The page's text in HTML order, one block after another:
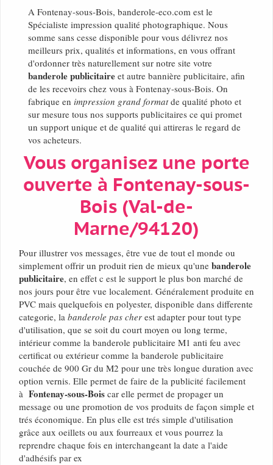
A Fontenay-sous-Bois, banderole-eco.com est le
Spécialiste impression qualité photographique. Nous
somme sans cesse disponible pour vous délivrez nos
meilleurs prix, qualités et informations, en vous offrant
d'ordonner très naturellement sur notre site votre
banderole publicitaire et autre bannière publicitaire, afin
de les recevoirs chez vous à Fontenay-sous-Bois. On
fabrique en impression grand formatde qualité photo et
sur mesure tous nos supports publicitaires ce qui promet
un support unique et de qualité qui attireras le regard de
vos acheteurs.
Vous organisez une porte
ouverte à Fontenay-sous-
Bois (Val-de-
Marne/94120)
Pour illustrer vos messages, être vue de tout el monde ou
simplement offrir un produit rien de mieux qu'une banderole
publicitaire, en effet c est le support le plus bon marché de
nos jours pour être vue localement. Généralement produite en
PVC mais quelquefois en polyester, disponible dans differente
categorie, la banderole pas cher est adapter pour tout type
d'utilisation, que se soit du court moyen ou long terme,
intérieur comme la banderole publicitaire M1 anti feu avec
certificat ou extérieur comme la banderole publicitaire
couchée de 900 Gr du M2 pour une très longue duration avec
option vernis. Elle permet de faire de la publicité facilement
à Fontenay-sous-Bois car elle permet de propager un
message ou une promotion de vos produits de façon simple et
trés économique. En plus elle est trés simple d'utilisation
grâce aux oeillets ou aux fourreaux et vous pourrez la
reprendre chaque fois en interchangeant la date a l'aide
d'adhésifs par ex